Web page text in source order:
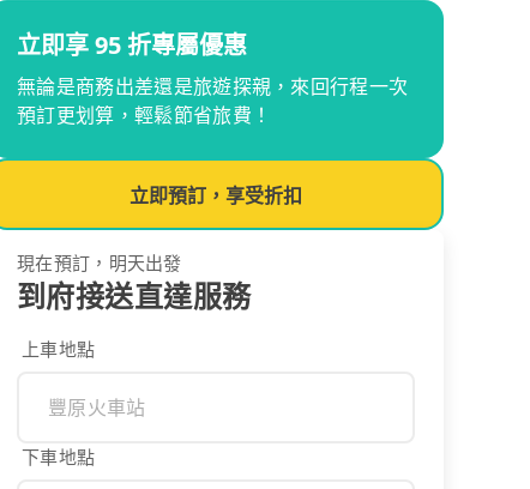
立即享 95 折專屬優惠
無論是商務出差還是旅遊探親，來回行程一次
預訂更划算，輕鬆節省旅費！
立即預訂，享受折扣
現在預訂，明天出發
到府接送直達服務
上車地點
下車地點